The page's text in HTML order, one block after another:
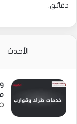
دقائق.
الأحدث